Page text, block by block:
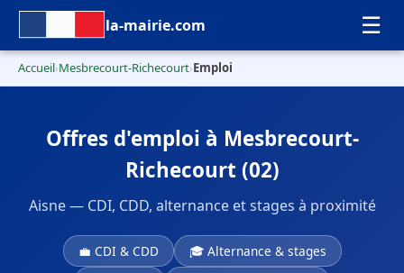
la-mairie.com ☰
Accueil›Mesbrecourt-Richecourt›Emploi
Offres d'emploi à Mesbrecourt-
Richecourt (02)
Aisne — CDI, CDD, alternance et stages à proximité
💼 CDI & CDD
🎓 Alternance & stages